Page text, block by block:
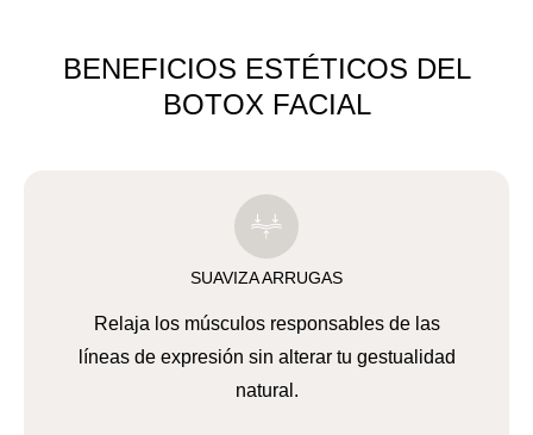
BENEFICIOS ESTÉTICOS DEL
BOTOX FACIAL
SUAVIZA ARRUGAS
Relaja los músculos responsables de las
líneas de expresión sin alterar tu gestualidad
natural.